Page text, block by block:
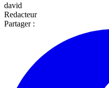
david
Redacteur
Partager :